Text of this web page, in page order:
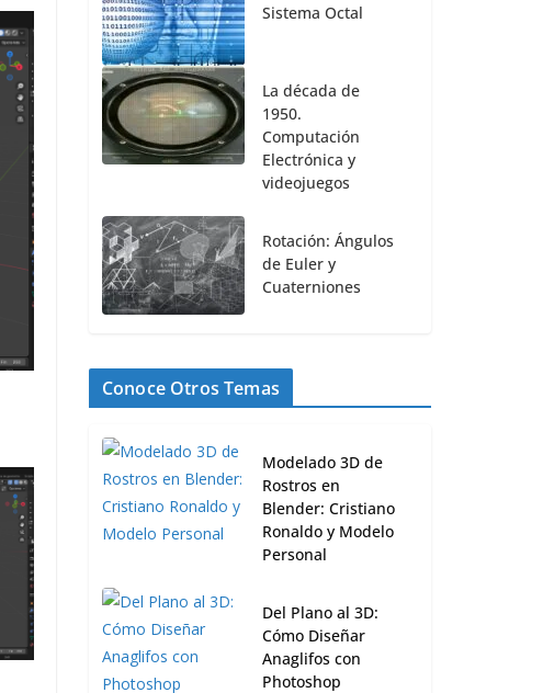
Sistema Octal
La década de
1950.
Computación
Electrónica y
videojuegos
Rotación: Ángulos
de Euler y
Cuaterniones
Conoce Otros Temas
Modelado 3D de
Rostros en
Blender: Cristiano
Ronaldo y Modelo
Personal
Del Plano al 3D:
Cómo Diseñar
Anaglifos con
Photoshop